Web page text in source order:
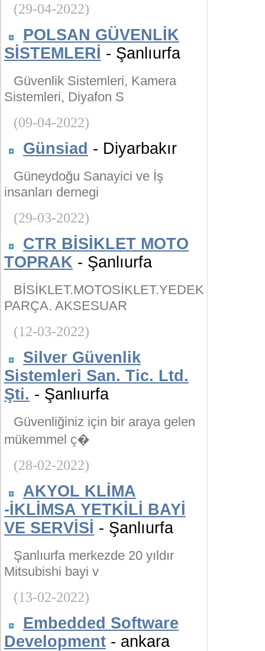
(29-04-2022)
POLSAN GÜVENLİK
SİSTEMLERİ - Şanlıurfa
Güvenlik Sistemleri, Kamera
Sistemleri, Diyafon S
(09-04-2022)
Günsiad - Diyarbakır
Güneydoğu Sanayici ve İş
insanları dernegi
(29-03-2022)
CTR BİSİKLET MOTO
TOPRAK - Şanlıurfa
BİSİKLET.MOTOSİKLET.YEDEK
PARÇA. AKSESUAR
(12-03-2022)
Silver Güvenlik
Sistemleri San. Tic. Ltd.
Şti. - Şanlıurfa
Güvenliğiniz için bir araya gelen
mükemmel ç�
(28-02-2022)
AKYOL KLİMA
-İKLİMSA YETKİLİ BAYİ
VE SERVİSİ - Şanlıurfa
Şanlıurfa merkezde 20 yıldır
Mitsubishi bayi v
(13-02-2022)
Embedded Software
Development - ankara